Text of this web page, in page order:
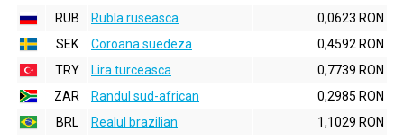
RUB
Rubla ruseasca
0,0623 RON
SEK
Coroana suedeza
0,4592 RON
TRY
Lira turceasca
0,7739 RON
ZAR
Randul sud-african
0,2985 RON
BRL
Realul brazilian
1,1029 RON